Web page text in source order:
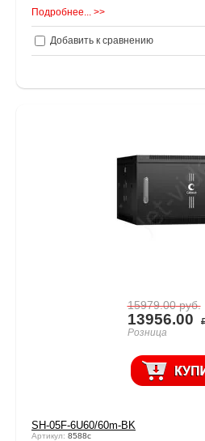
Подробнее... >>
Добавить к сравнению
15979.00руб.
13956.00
Розница
SH-05F-6U60/60m-BK
Артикул: 8588c